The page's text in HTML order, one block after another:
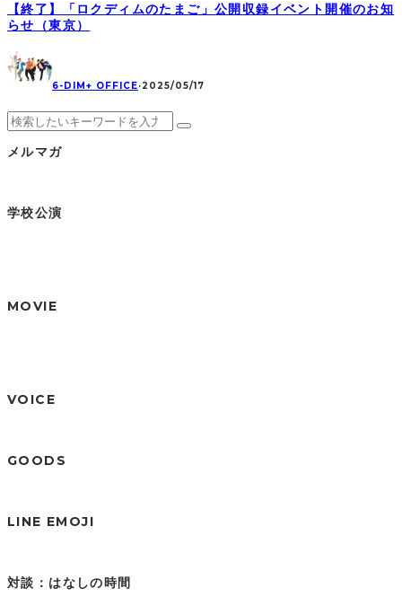
【終了】「ロクディムのたまご」公開収録イベント開催のお知
らせ（東京）
6-DIM+ OFFICE·2025/05/17
メルマガ
学校公演
MOVIE
VOICE
GOODS
LINE EMOJI
対談：はなしの時間